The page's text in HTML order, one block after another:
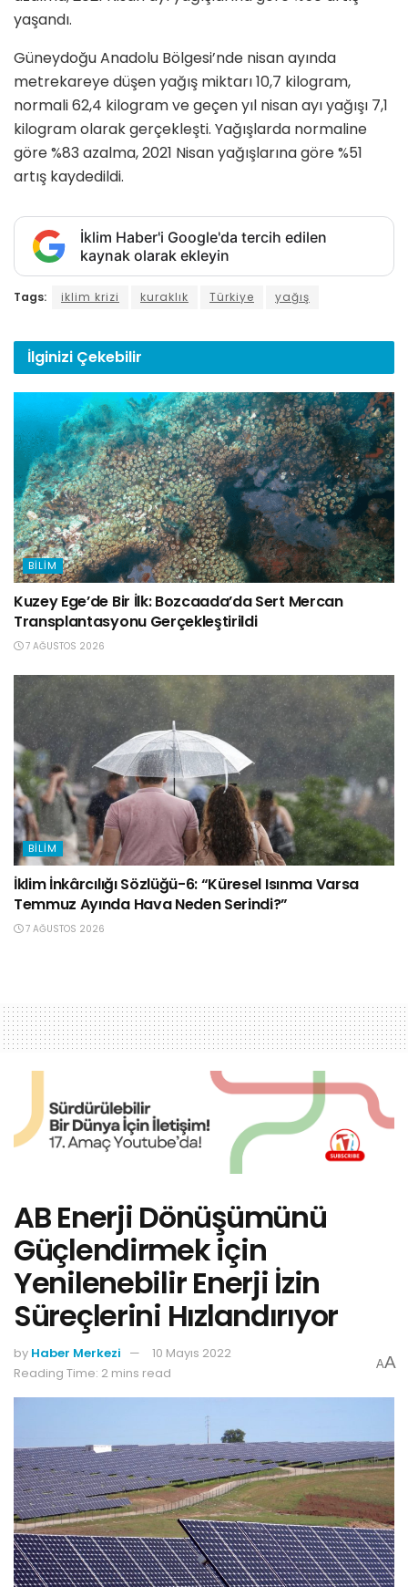
yaşandı.
Güneydoğu Anadolu Bölgesi’nde nisan ayında
metrekareye düşen yağış miktarı 10,7 kilogram,
normali 62,4 kilogram ve geçen yıl nisan ayı yağışı 7,1
kilogram olarak gerçekleşti. Yağışlarda normaline
göre %83 azalma, 2021 Nisan yağışlarına göre %51
artış kaydedildi.
İklim Haber'i Google'da tercih edilen
kaynak olarak ekleyin
Tags: iklim krizi kuraklık Türkiye yağış
İlginizi Çekebilir
BILIM
Kuzey Ege’de Bir İlk: Bozcaada’da Sert Mercan
Transplantasyonu Gerçekleştirildi
7 AĞUSTOS 2026
BILIM
İklim İnkârcılığı Sözlüğü-6: “Küresel Isınma Varsa
Temmuz Ayında Hava Neden Serindi?”
7 AĞUSTOS 2026
AB Enerji Dönüşümünü
Güçlendirmek için
Yenilenebilir Enerji İzin
Süreçlerini Hızlandırıyor
by Haber Merkezi
10 Mayıs 2022
Reading Time: 2 mins read
AA